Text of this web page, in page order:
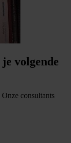
volgende
consultants